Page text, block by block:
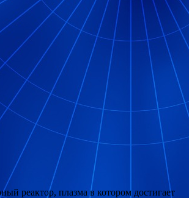
реактор, плазма в котором достигает